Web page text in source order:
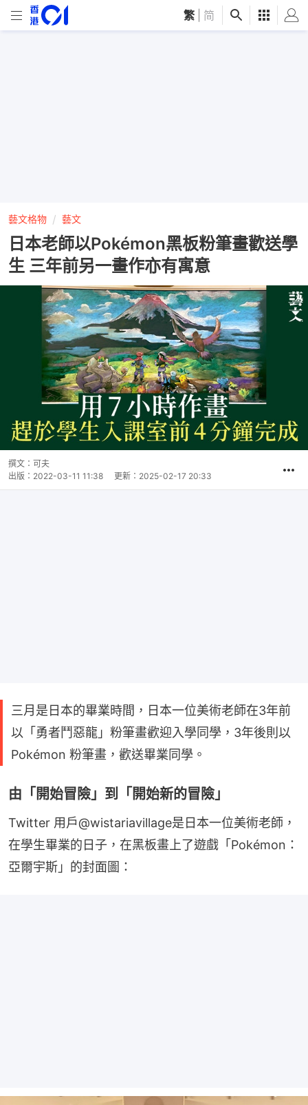
繁 简
藝文格物 藝文
日本老師以Pokémon黑板粉筆畫歡送學
生 三年前另一畫作亦有寓意
撰文： 可夫
出版： 2022-03-11 11:38 更新： 2025-02-17 20:33
三月是日本的畢業時間，日本一位美術老師在3年前
以「勇者鬥惡龍」粉筆畫歡迎入學同學，3年後則以
Pokémon 粉筆畫，歡送畢業同學。
由「開始冒險」到「開始新的冒險」
Twitter 用戶@wistariavillage是日本一位美術老師，
在學生畢業的日子，在黑板畫上了遊戲「Pokémon：
亞爾宇斯」的封面圖：